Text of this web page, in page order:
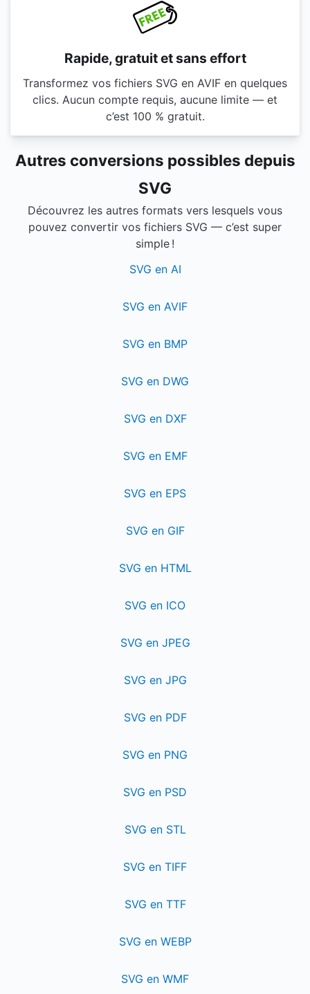
Rapide, gratuit et sans effort
Transformez vos fichiers SVG en AVIF en quelques
clics. Aucun compte requis, aucune limite — et
c’est 100 % gratuit.
Autres conversions possibles depuis
SVG
Découvrez les autres formats vers lesquels vous
pouvez convertir vos fichiers SVG — c’est super
simple !
SVG en AI
SVG en AVIF
SVG en BMP
SVG en DWG
SVG en DXF
SVG en EMF
SVG en EPS
SVG en GIF
SVG en HTML
SVG en ICO
SVG en JPEG
SVG en JPG
SVG en PDF
SVG en PNG
SVG en PSD
SVG en STL
SVG en TIFF
SVG en TTF
SVG en WEBP
SVG en WMF